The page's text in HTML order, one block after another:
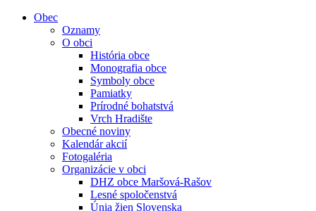
Obec
Oznamy
O obci
História obce
Monografia obce
Symboly obce
Pamiatky
Prírodné bohatstvá
Vrch Hradište
Obecné noviny
Kalendár akcií
Fotogaléria
Organizácie v obci
DHZ obce Maršová-Rašov
Lesné spoločenstvá
Únia žien Slovenska